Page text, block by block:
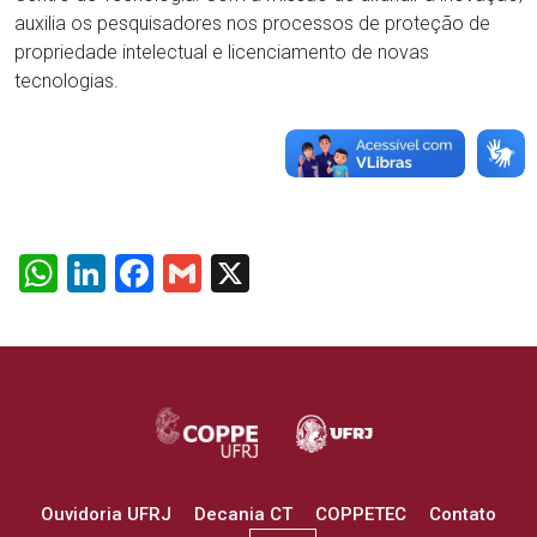
auxilia os pesquisadores nos processos de proteção de
propriedade intelectual e licenciamento de novas
tecnologias.
WhatsApp
LinkedIn
Facebook
Gmail
Ouvidoria UFRJ Decania CT COPPETEC Contato